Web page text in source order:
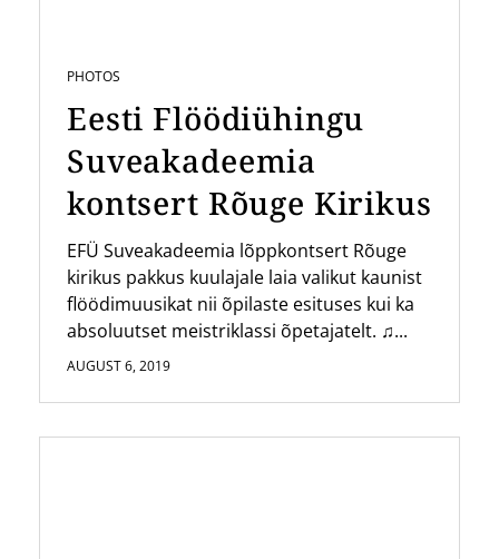
PHOTOS
Eesti Flöödiühingu
Suveakadeemia
kontsert Rõuge Kirikus
EFÜ Suveakadeemia lõppkontsert Rõuge
kirikus pakkus kuulajale laia valikut kaunist
flöödimuusikat nii õpilaste esituses kui ka
absoluutset meistriklassi õpetajatelt. ♫...
AUGUST 6, 2019